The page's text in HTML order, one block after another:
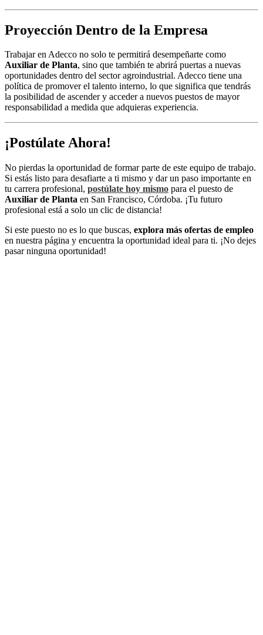
Proyección Dentro de la Empresa
Trabajar en Adecco no solo te permitirá desempeñarte como
Auxiliar de Planta, sino que también te abrirá puertas a nuevas
oportunidades dentro del sector agroindustrial. Adecco tiene una
política de promover el talento interno, lo que significa que tendrás
la posibilidad de ascender y acceder a nuevos puestos de mayor
responsabilidad a medida que adquieras experiencia.
¡Postúlate Ahora!
No pierdas la oportunidad de formar parte de este equipo de trabajo.
Si estás listo para desafiarte a ti mismo y dar un paso importante en
tu carrera profesional, postúlate hoy mismo para el puesto de
Auxiliar de Planta en San Francisco, Córdoba. ¡Tu futuro
profesional está a solo un clic de distancia!
Si este puesto no es lo que buscas, explora más ofertas de empleo
en nuestra página y encuentra la oportunidad ideal para ti. ¡No dejes
pasar ninguna oportunidad!